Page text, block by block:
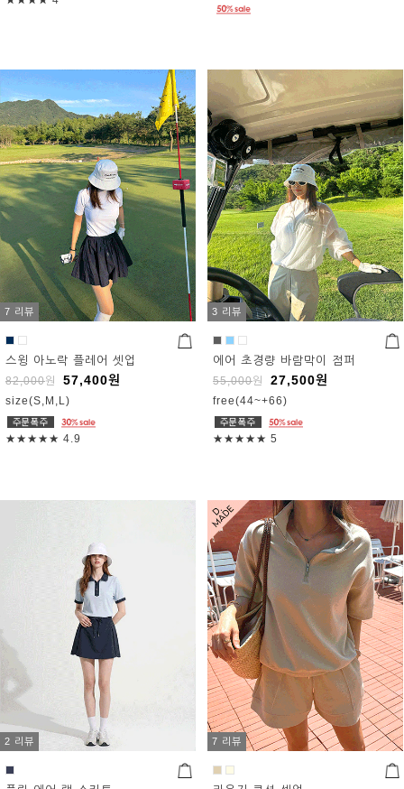
7 리뷰
스윙 아노락 플레어 셋업
82,000원 57,400원
size(S,M,L)
★★★★★ 4.9
3 리뷰
에어 초경량 바람막이 점퍼
55,000원 27,500원
free(44~+66)
★★★★★ 5
2 리뷰 7 리뷰